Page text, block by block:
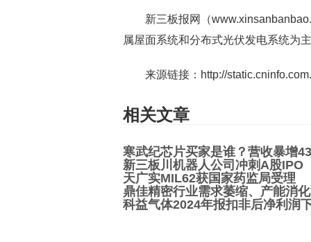
新三板报网（
属屋面系统和分布式光伏发电系统为
来源链接：http://
相关文章
寒武纪芯片买家是谁？营收暴增
新三板川机器人公司冲刺A股IPO
天广实MIL62获国家药监局受理
鼎佳精密行业需求萎缩、产能消
科益气体2024年报扣非后净利润